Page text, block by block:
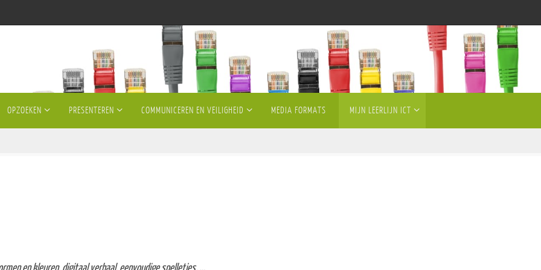
OPZOEKEN PRESENTEREN COMMUNICEREN EN VEILIGHEID MEDIA FORMATS MIJN LEERLIJN ICT
en kleuren, digitaal verhaal, eenvoudige spelletjes, …